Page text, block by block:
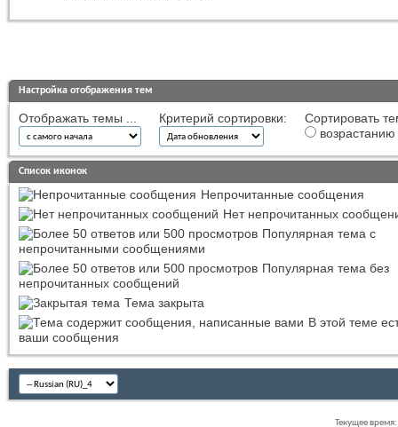
Настройка отображения тем
Отображать темы ... Критерий сортировки:
Сортировать
возрастанию
Список иконок
Непрочитанные сообщения
Нет непрочитанных
Популярная тема с
непрочитанными сообщениями
Популярная тема без
непрочитанных сообщений
Тема закрыта
В этой теме
ваши сообщения
Текущее время: